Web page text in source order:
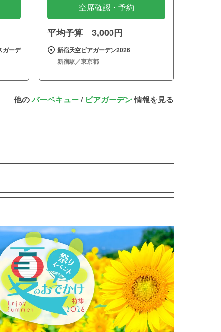
ガーデ
空席確認・予約
平均予算 3,000円
新宿天空ビアガーデン2026
新宿駅／東京都
他のバーベキュー/ ビアガーデン情報を見る